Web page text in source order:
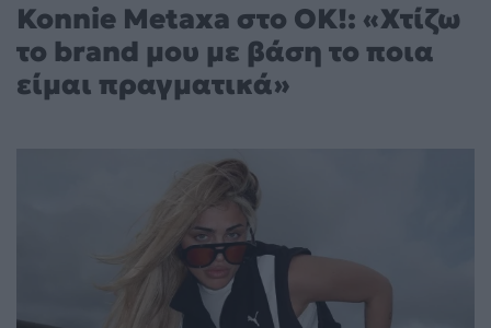
Konnie Metaxa στο OK!: «Χτίζω
το brand μου με βάση το ποια
είμαι πραγματικά»